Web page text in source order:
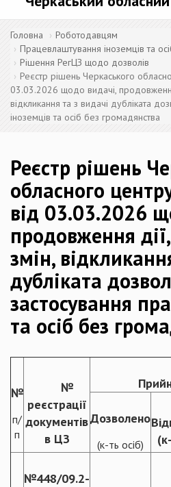
Головна
Роботодавцям
Працевлаштування іноземців та
Рішення РегЦЗ щодо дозволів
Реєстр рішень Черкаського
03.03.2026 щодо видачі,
відкликання та з видачі дубліката
іноземців та осіб без громадянства
Реєстр рішень
обласного
від 03.03.2026
продовження
змін,
дубліката
застосування
та осіб без
№
п/
п
№
реєстрації
документів
в ЦЗ
Дозволено
(к-ть осіб)
№448/09.2-